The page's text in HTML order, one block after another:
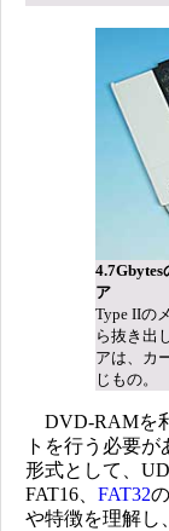
ア
Type IIの
ら抜き出
アは、カ
じもの。
DVD-RAMを
トを行う必要
形式として、
FAT16、 FAT32
や特徴を理解し